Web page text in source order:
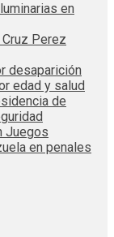
en
Perez
desaparición
edad y salud
de
Juegos
en penales